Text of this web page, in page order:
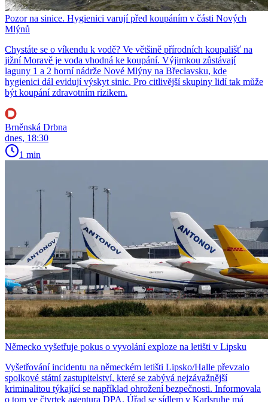
Pozor na sinice. Hygienici varují před koupáním v části Nových
Mlýnů
Chystáte se o víkendu k vodě? Ve většině přírodních koupališť na
jižní Moravě je voda vhodná ke koupání. Výjimkou zůstávají
laguny 1 a 2 horní nádrže Nové Mlýny na Břeclavsku, kde
hygienici dál evidují výskyt sinic. Pro citlivější skupiny lidí tak může
být koupání zdravotním rizikem.
Brněnská Drbna
dnes, 18:30
1 min
Německo vyšetřuje pokus o vyvolání exploze na letišti v Lipsku
Vyšetřování incidentu na německém letišti Lipsko/Halle převzalo
spolkové státní zastupitelství, které se zabývá nejzávažnější
kriminalitou týkající se například ohrožení bezpečnosti. Informovala
o tom ve čtvrtek agentura DPA. Úřad se sídlem v Karlsruhe má